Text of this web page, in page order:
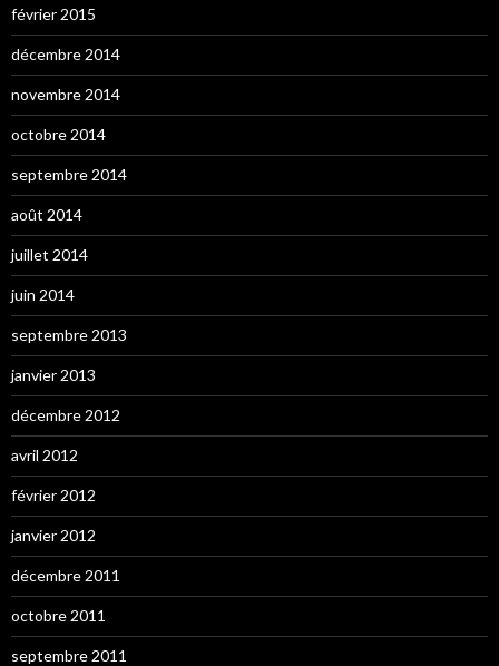
février 2015
décembre 2014
novembre 2014
octobre 2014
septembre 2014
août 2014
juillet 2014
juin 2014
septembre 2013
janvier 2013
décembre 2012
avril 2012
février 2012
janvier 2012
décembre 2011
octobre 2011
septembre 2011